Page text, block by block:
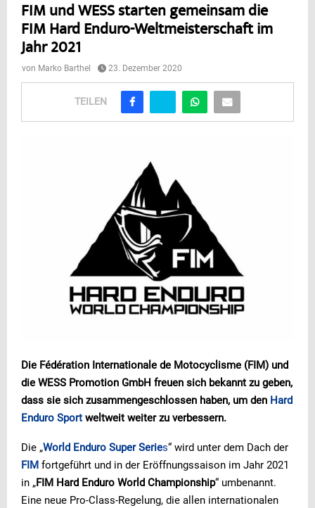
FIM und WESS starten gemeinsam die
FIM Hard Enduro-Weltmeisterschaft im
Jahr 2021
von Marko Barthel 23. Dezember 2020
TEILEN
Die Fédération Internationale de Motocyclisme (FIM) und
die WESS Promotion GmbH freuen sich bekannt zu geben,
dass sie sich zusammengeschlossen haben, um den Hard
Enduro Sport weltweit weiter zu verbessern.
Die „World Enduro Super Series“ wird unter dem Dach der
FIM fortgeführt und in der Eröffnungssaison im Jahr 2021
in „FIM Hard Enduro World Championship“ umbenannt.
Eine neue Pro-Class-Regelung, die allen internationalen